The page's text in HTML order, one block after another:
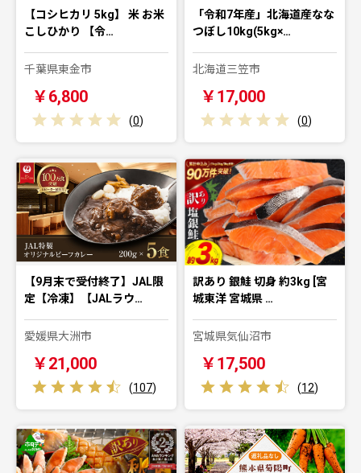
【コシヒカリ 5kg】 米 お米
こしひかり 【令…
千葉県東金市
￥6,800
(0)
「令和7年産」北海道産なな
つぼし10kg(5kg×…
北海道三笠市
￥17,000
(0)
【9月末で受付終了】JAL限
定【冷凍】【JALラウ…
愛媛県大洲市
￥21,000
(107)
訳あり 銀鮭 切身 約3kg [宮
城東洋 宮城県 …
宮城県気仙沼市
￥17,500
(12)